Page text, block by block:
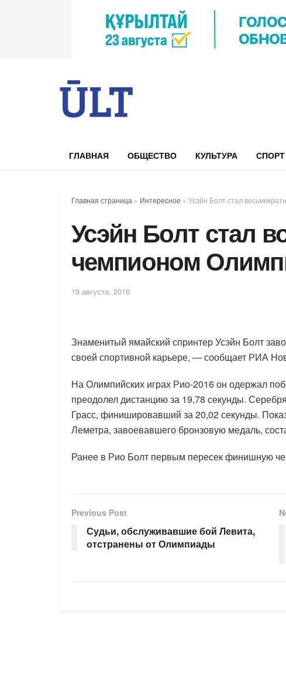
ГЛАВНАЯ ОБЩЕСТВО КУЛЬТУРА СПОРТ
Главная страница » Интересное » Усэйн Болт стал
Усэйн Болт стал
чемпионом
19 августа, 2016
Знаменитый ямайский спринтер Усэйн Болт
своей спортивной карьере, — сообщает РИА
На Олимпийских играх Рио-2016 он одержал
преодолел дистанцию за 19,78 секунды.
Грасс, финишировавший за 20,02 секунды.
Леметра, завоевавшего бронзовую медаль,
Ранее в Рио Болт первым пересек финишную
Previous Post
Судьи, обслуживавшие бой Левита,
отстранены от Олимпиады